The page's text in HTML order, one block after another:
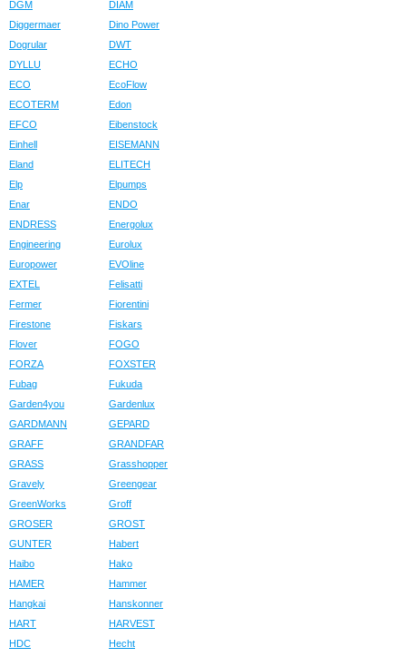
DGM
DIAM
Diggermaer
Dino Power
Dogrular
DWT
DYLLU
ECHO
ECO
EcoFlow
ECOTERM
Edon
EFCO
Eibenstock
Einhell
EISEMANN
Eland
ELITECH
Elp
Elpumps
Enar
ENDO
ENDRESS
Energolux
Engineering
Eurolux
Europower
EVOline
EXTEL
Felisatti
Fermer
Fiorentini
Firestone
Fiskars
Flover
FOGO
FORZA
FOXSTER
Fubag
Fukuda
Garden4you
Gardenlux
GARDMANN
GEPARD
GRAFF
GRANDFAR
GRASS
Grasshopper
Gravely
Greengear
GreenWorks
Groff
GROSER
GROST
GUNTER
Habert
Haibo
Hako
HAMER
Hammer
Hangkai
Hanskonner
HART
HARVEST
HDC
Hecht